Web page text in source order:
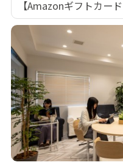
【Amazonギフトカー